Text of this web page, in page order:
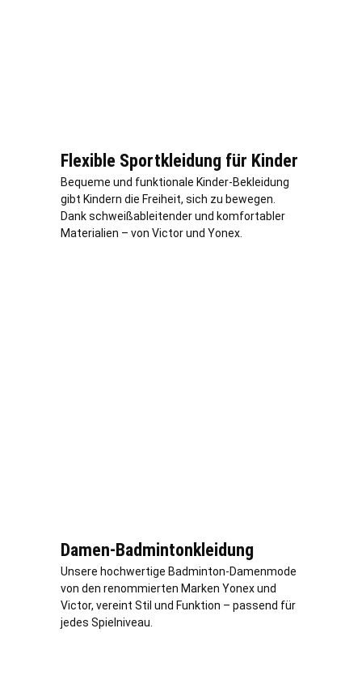
Flexible Sportkleidung für Kinder
Bequeme und funktionale Kinder-Bekleidung
gibt Kindern die Freiheit, sich zu bewegen.
Dank schweißableitender und komfortabler
Materialien – von Victor und Yonex.
Damen-Badmintonkleidung
Unsere hochwertige Badminton-Damenmode
von den renommierten Marken Yonex und
Victor, vereint Stil und Funktion – passend für
jedes Spielniveau.